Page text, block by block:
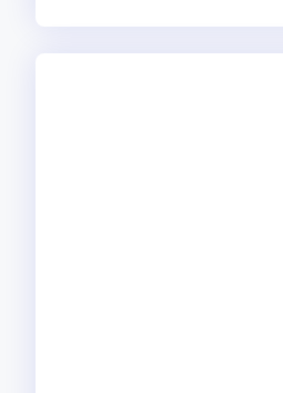
部、地図部などメジャーな
なものまで）